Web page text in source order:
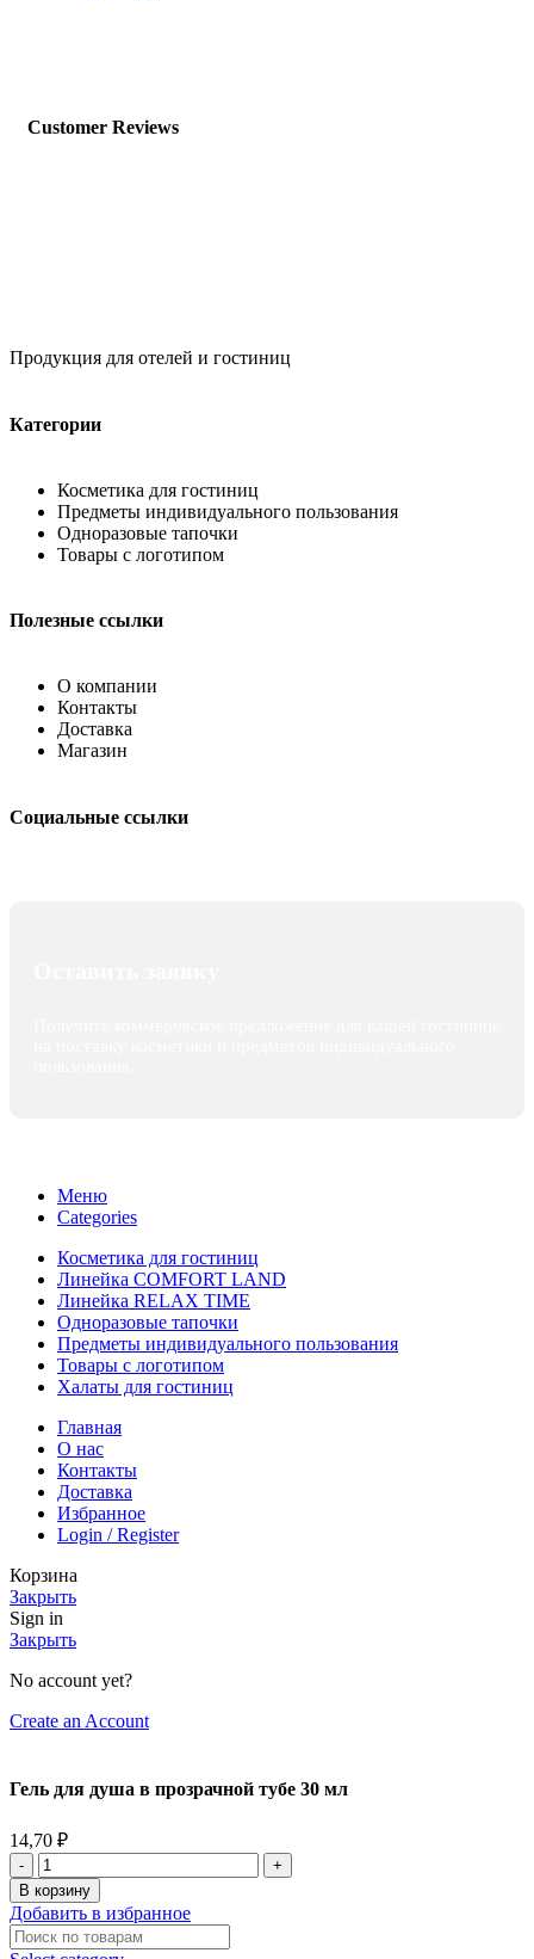
Customer Reviews
Продукция для отелей и гостиниц
Категории
Косметика для гостиниц
Предметы индивидуального пользования
Одноразовые тапочки
Товары с логотипом
Полезные ссылки
О компании
Контакты
Доставка
Магазин
Социальные ссылки
Меню
Categories
Косметика для гостиниц
Линейка COMFORT LAND
Линейка RELAX TIME
Одноразовые тапочки
Предметы индивидуального пользования
Товары с логотипом
Халаты для гостиниц
Главная
О нас
Контакты
Доставка
Избранное
Login / Register
Корзина
Закрыть
Sign in
Закрыть
No account yet?
Create an Account
Гель для душа в прозрачной тубе 30 мл
14,70 ₽
В корзину
Добавить в избранное